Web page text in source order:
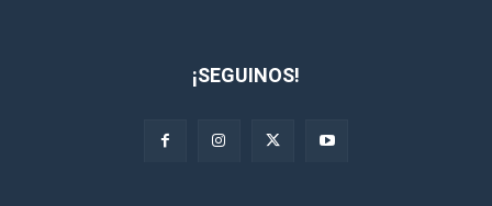
¡SEGUINOS!